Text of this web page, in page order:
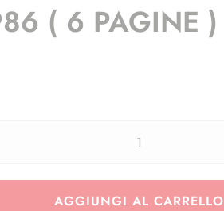
( 6 PAGINE )
SPAGNA
(
AGGIUNGI AL CARRELLO